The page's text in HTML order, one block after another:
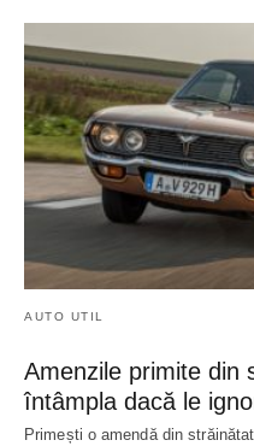
AUTO UTIL
Amenzile primite din
întâmpla dacă le
Primești o amendă din